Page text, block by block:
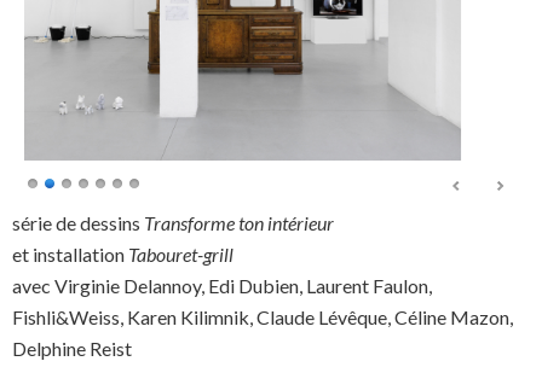
série de dessins Transforme ton intérieur
et installation Tabouret-grill
avec Virginie Delannoy, Edi Dubien, Laurent Faulon,
Fishli&Weiss, Karen Kilimnik, Claude Lévêque, Céline Mazon,
Delphine Reist